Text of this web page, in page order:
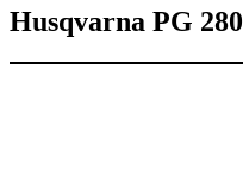
Husqvarna PG 280